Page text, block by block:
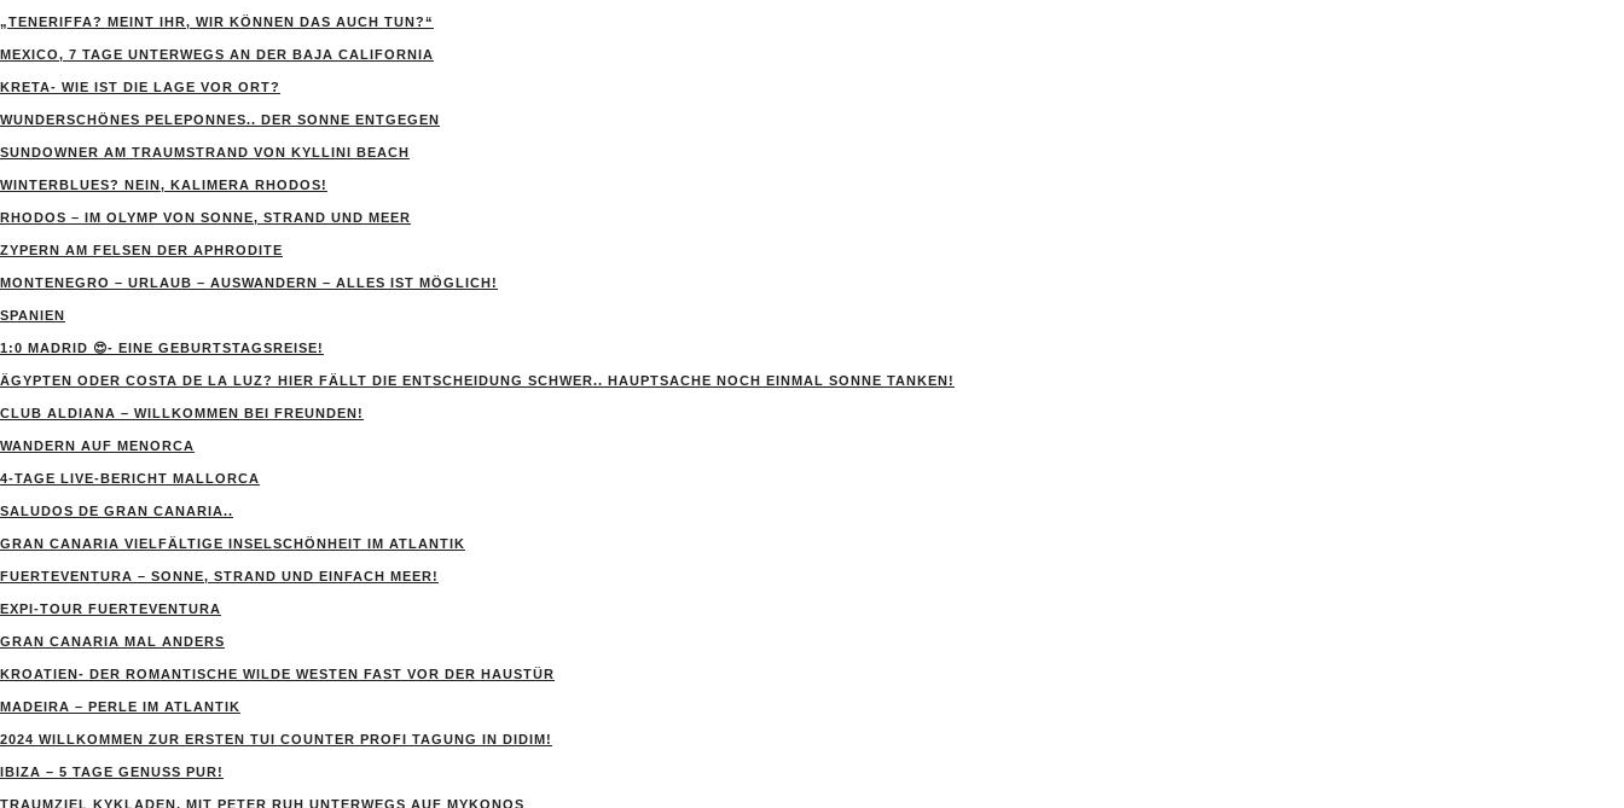
„TENERIFFA? MEINT IHR, WIR KÖNNEN DAS AUCH TUN?“
MEXICO, 7 TAGE UNTERWEGS AN DER BAJA CALIFORNIA
KRETA- WIE IST DIE LAGE VOR ORT?
WUNDERSCHÖNES PELEPONNES.. DER SONNE ENTGEGEN
SUNDOWNER AM TRAUMSTRAND VON KYLLINI BEACH
WINTERBLUES? NEIN, KALIMERA RHODOS!
RHODOS – IM OLYMP VON SONNE, STRAND UND MEER
ZYPERN AM FELSEN DER APHRODITE
MONTENEGRO – URLAUB – AUSWANDERN – ALLES IST MÖGLICH!
SPANIEN
1:0 MADRID 😍- EINE GEBURTSTAGSREISE!
ÄGYPTEN ODER COSTA DE LA LUZ? HIER FÄLLT DIE ENTSCHEIDUNG SCHWER.. HAUPTSACHE NOCH EINMAL SONNE TANKEN!
CLUB ALDIANA – WILLKOMMEN BEI FREUNDEN!
WANDERN AUF MENORCA
4-TAGE LIVE-BERICHT MALLORCA
SALUDOS DE GRAN CANARIA..
GRAN CANARIA VIELFÄLTIGE INSELSCHÖNHEIT IM ATLANTIK
FUERTEVENTURA – SONNE, STRAND UND EINFACH MEER!
EXPI-TOUR FUERTEVENTURA
GRAN CANARIA MAL ANDERS
KROATIEN- DER ROMANTISCHE WILDE WESTEN FAST VOR DER HAUSTÜR
MADEIRA – PERLE IM ATLANTIK
2024 WILLKOMMEN ZUR ERSTEN TUI COUNTER PROFI TAGUNG IN DIDIM!
IBIZA – 5 TAGE GENUSS PUR!
TRAUMZIEL KYKLADEN, MIT PETER RUH UNTERWEGS AUF MYKONOS